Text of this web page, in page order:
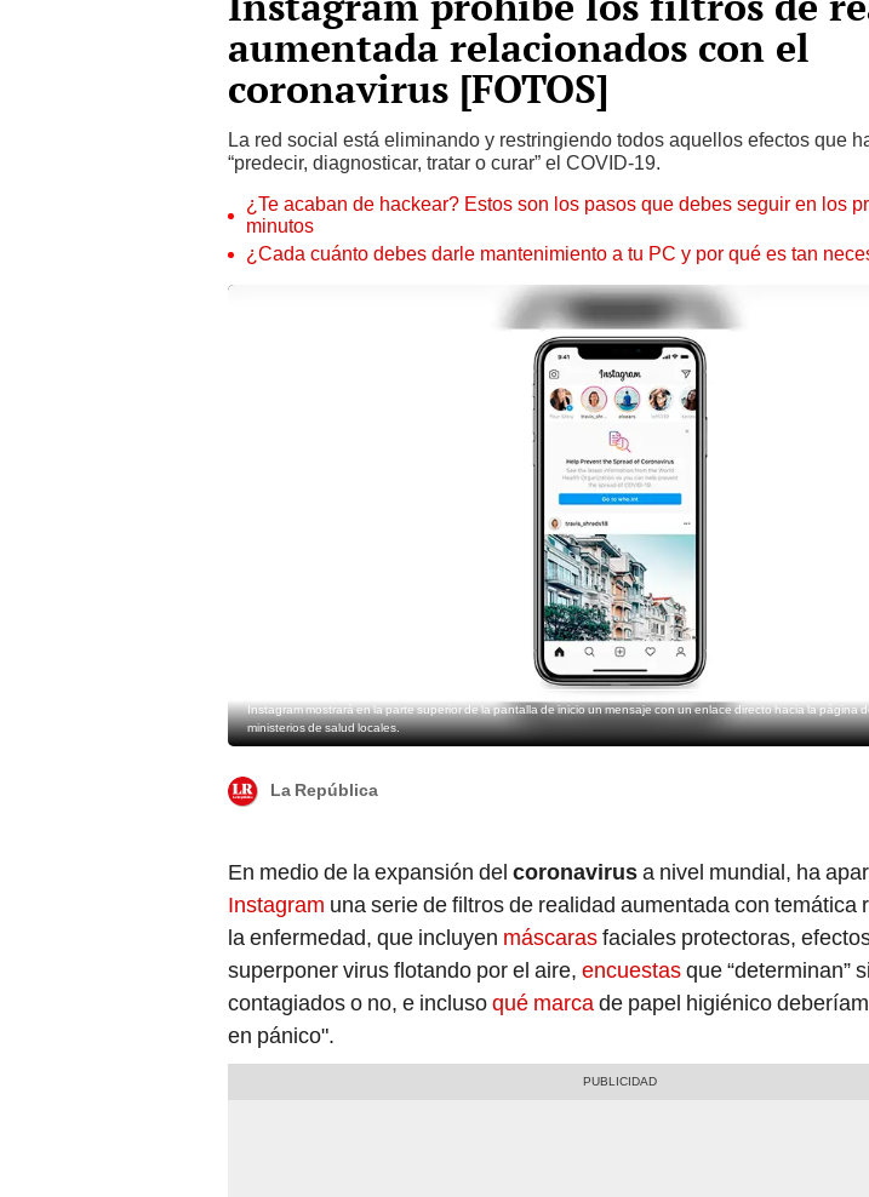
aumentada relacionados con el
coronavirus [FOTOS]
La red social está eliminando y restringiendo todos aquellos efectos que
“predecir, diagnosticar, tratar o curar” el COVID-19.
¿Te acaban de hackear? Estos son los pasos que debes seguir en los
minutos
¿Cada cuánto debes darle mantenimiento a tu PC y por qué es tan
Instagram mostrará en la parte superior de la pantalla de inicio un mensaje con un enlace directo hacia la página
ministerios de salud locales.
La República
En medio de la expansión del coronavirusa nivel mundial, ha
Instagram una serie de filtros de realidad aumentada con temática
la enfermedad, que incluyen máscarasfaciales protectoras,
superponer virus flotando por el aire, encuestasque “determinan”
contagiados o no, e inclusoqué marcade papel higiénico
en pánico".